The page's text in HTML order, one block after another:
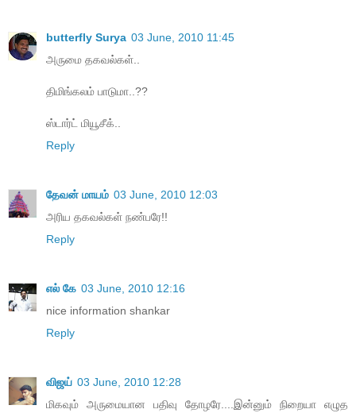
butterfly Surya 03 June, 2010 11:45
அருமை தகவல்கள்..
திமிங்கலம் பாடுமா..??
ஸ்டார்ட் மியூசீக்..
Reply
தேவன் மாயம் 03 June, 2010 12:03
அரிய தகவல்கள் நண்பரே!!
Reply
எல் கே 03 June, 2010 12:16
nice information shankar
Reply
விஜய் 03 June, 2010 12:28
மிகவும் அருமையான பதிவு தோழரே....இன்னும் நிறையா எழுத